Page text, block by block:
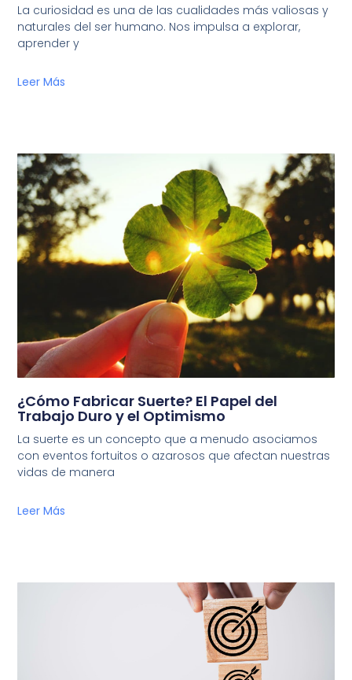
La curiosidad es una de las cualidades más valiosas y
naturales del ser humano. Nos impulsa a explorar,
aprender y
Leer Más
¿Cómo Fabricar Suerte? El Papel del
Trabajo Duro y el Optimismo
La suerte es un concepto que a menudo asociamos
con eventos fortuitos o azarosos que afectan nuestras
vidas de manera
Leer Más